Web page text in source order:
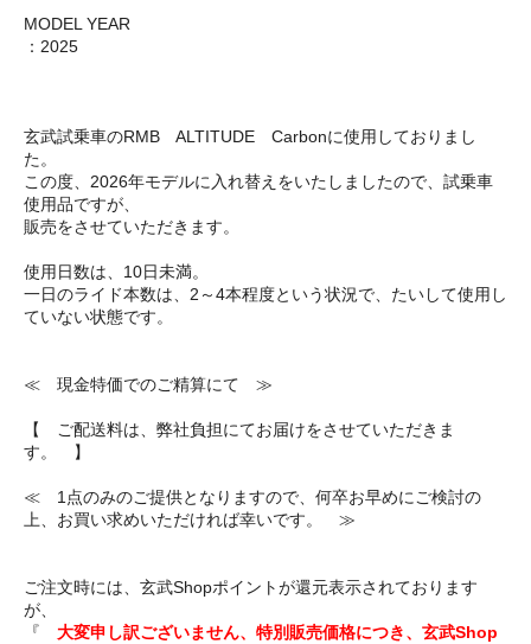
MODEL YEAR
：2025
玄武試乗車のRMB ALTITUDE Carbonに使用しておりまし
た。
この度、2026年モデルに入れ替えをいたしましたので、試乗車
使用品ですが、
販売をさせていただきます。
使用日数は、10日未満。
一日のライド本数は、2～4本程度という状況で、たいして使用し
ていない状態です。
≪ 現金特価でのご精算にて ≫
【 ご配送料は、弊社負担にてお届けをさせていただきま
す。 】
≪ 1点のみのご提供となりますので、何卒お早めにご検討の
上、お買い求めいただければ幸いです。 ≫
ご注文時には、玄武Shopポイントが還元表示されております
が、
『 大変申し訳ございません、特別販売価格につき、玄武Shop